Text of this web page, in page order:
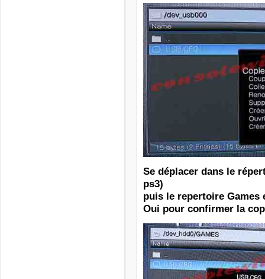
Se déplacer dans le
ps3)
puis le repertoire Games
Oui pour confirmer la